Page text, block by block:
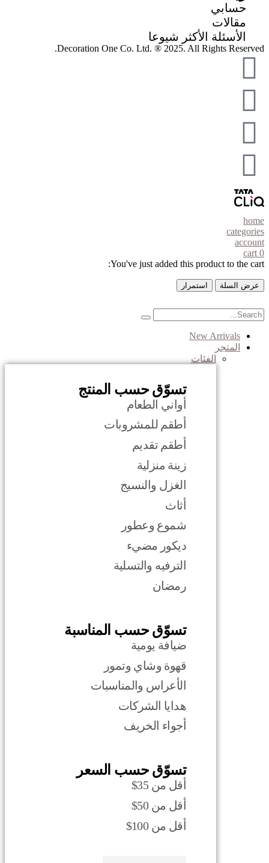
حسابي
مقالات
الأسئلة الأكثر شيوعا
Decoration One Co. Ltd. ® 2025. All Rights Reserved.
home
categories
account
0
cart
You've just added this product to the cart:
عرض السلة استمرار
New Arrivals
المتجر
الفئات
تسوّق حسب المنتج
أواني الطعام
أطقم للمشروبات
أطقم تقديم
زينة منزلية
الغزل والنسيج
أثاث
شموع وعطور
ديكور مضيء
الترفيه والتسلية
رمضان
تسوّق حسب المناسبة
ضيافة يومية
قهوة وشاي وتمور
الأعراس والمناسبات
هدايا الشركات
أجواء الخريف
تسوّق حسب السعر
أقل من 35$
أقل من 50$
أقل من 100$